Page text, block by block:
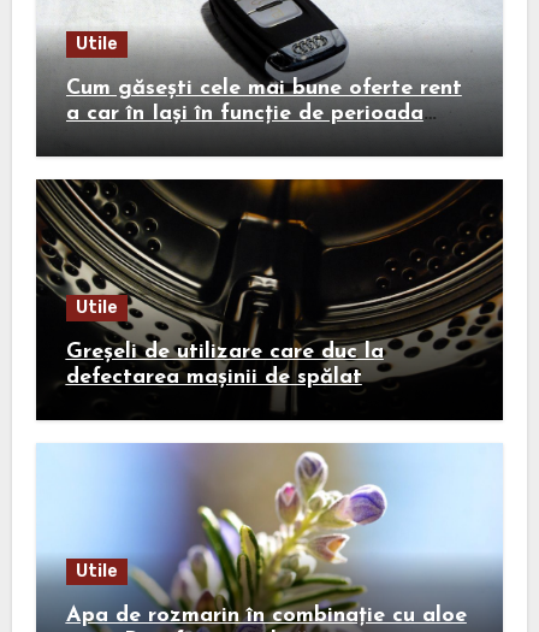
Utile
Cum găsești cele mai bune oferte rent
a car în Iași în funcție de perioada
călătoriei
Utile
Greșeli de utilizare care duc la
defectarea mașinii de spălat
Utile
Apa de rozmarin în combinație cu aloe